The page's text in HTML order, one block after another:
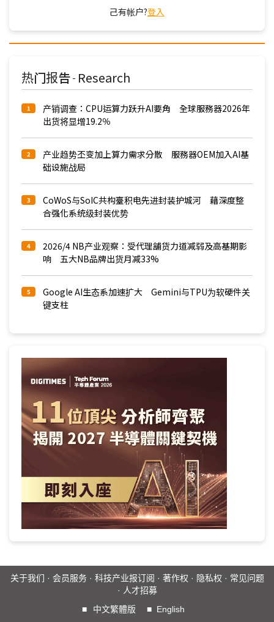
己有帐户?登入
热门报告 - Research
1
产销调查：CPU运算力跃升AI要角 全球服務器2026年
出货将显增19.2％
2
产业趋势丕变加上算力需求分散 服務器OEM加入AI基
础设施战局
3
CoWoS与SoIC共构臺积电先进封装护城河 藉深度整
合强化系统级封装优势
4
2026/4 NB产业观察：受代理舖货力道减弱及高基期影
响 五大NB品牌出货月减33%
5
Google AI生态系加速扩大 Gemini与TPU为软硬件关
键支柱
关于我们 · 会员服务· 科技产业报订阅 · 著作权 · 隐私权 · 常见问题
· 人才招募
■
中文繁體版 ■ English